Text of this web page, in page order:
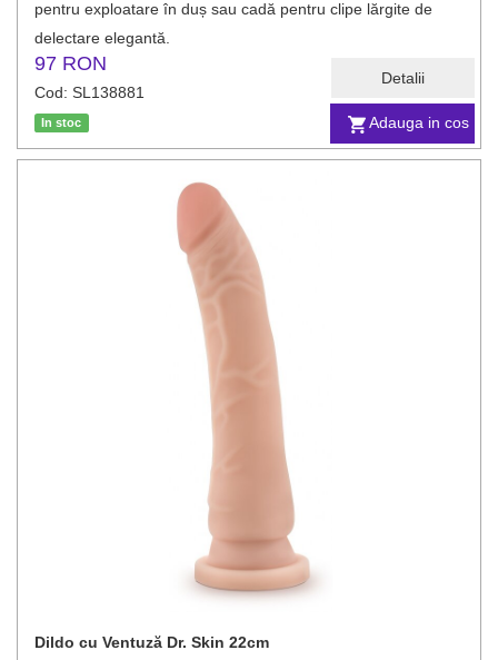
Adauga in cos
Detalii
pentru exploatare în duș sau cadă pentru clipe lărgite de
delectare elegantă.
97 RON
Cod: SL138881
In stoc
Dildo cu Ventuză Dr. Skin 22cm